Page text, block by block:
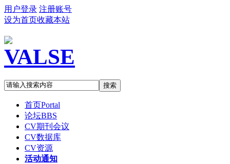
用户登录 注册账号
设为首页收藏本站
搜索
首页Portal
论坛BBS
CV期刊会议
CV数据库
CV资源
活动通知